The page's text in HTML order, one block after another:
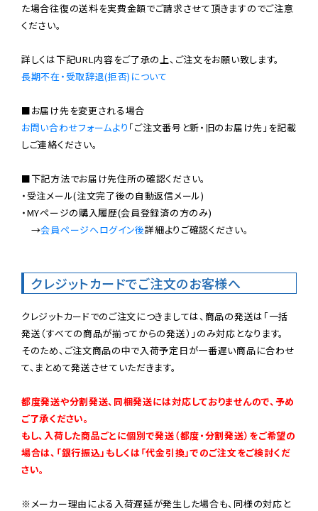
た場合往復の送料を実費金額でご請求させて頂きますのでご注意
ください。
長期不在・受取辞退(拒否)について
お問い合わせフォームより 「ご注文番号と新・旧のお届け先」を記載
しご連絡ください。
■下記方法でお届け先住所の確認ください。
・受注メール(注文完了後の自動返信メール)
・MYページの購入履歴(会員登録済の方のみ)
→会員ページへログイン後詳細よりご確認ください。
クレジットカードでご注文のお客様へ
クレジットカードでのご注文につきましては、商品の発送は「一括
発送（すべての商品が揃ってからの発送）」のみ対応となります。
そのため、ご注文商品の中で入荷予定日が一番遅い商品に合わせ
て、まとめて発送させていただきます。
都度発送や分割発送、同梱発送には対応しておりませんので、予め
ご了承ください。
もし、入荷した商品ごとに個別で発送（都度・分割発送）をご希望の
場合は、「銀行振込」もしくは「代金引換」でのご注文をご検討くだ
さい。
※メーカー理由による入荷遅延が発生した場合も、同様の対応と